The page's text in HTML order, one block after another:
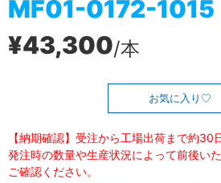
MF01-0172-1015
¥43,300/本
お気に入り
【納期確認】受注から工場出荷まで約30
発注時の数量や生産状況によって前後い
ご確認ください。